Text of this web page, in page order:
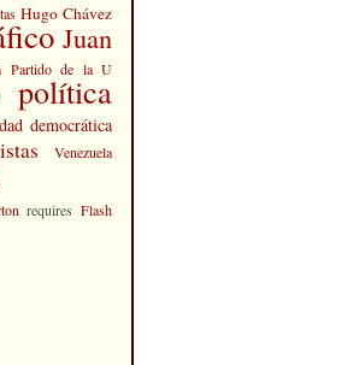
Hugo Chávez
Juan
Partido de la U
política
democrática
Venezuela
requires Flash